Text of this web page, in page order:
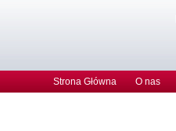
Strona Główna O nas